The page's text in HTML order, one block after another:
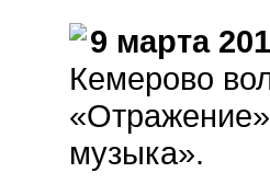
9 марта
Кемерово
музыка».